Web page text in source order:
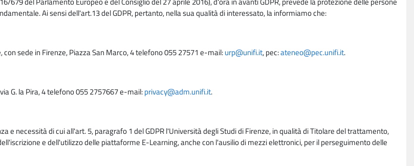
Ai sensi dell'art.13 del GDPR, pertanto, nella sua qualità di interessato, la informiamo che:
sede in Firenze, Piazza San Marco, 4 telefono 055 27571 e-mail:urp@unifi.it, pec:ateneo@pec.unifi.it.
G. la Pira, 4 telefono 055 2757667 e-mail:privacy@adm.unifi.it.
necessità di cui all'art. 5, paragrafo 1 del GDPR l'Università degli Studi di Firenze, in qualità di Titolare del trattamento,
e dell'utilizzo delle piattaforme E-Learning, anche con l'ausilio di mezzi elettronici, per il perseguimento delle